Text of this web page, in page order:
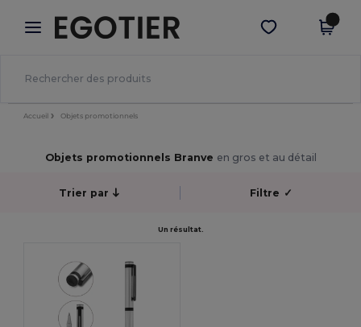
× Appli Egotier
Meilleurs prix sur l’app !
Obtenir l'appli
Accueil Objets promotionnels
Objets promotionnels Branve en gros et au détail
Trier par Filtre ✓
Un résultat.